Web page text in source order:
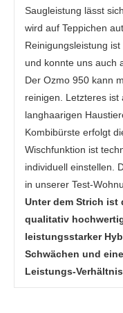
Saugleistung lässt
wird auf Teppichen
Reinigungsleistung
und konnte uns auch
Der Ozmo 950 kann
reinigen. Letzteres
langhaarigen
Kombibürste erfolgt
Wischfunktion ist
individuell einstellen.
in unserer Test-
Unter dem Strich ist
qualitativ
leistungsstarker
Schwächen und
Leistungs-